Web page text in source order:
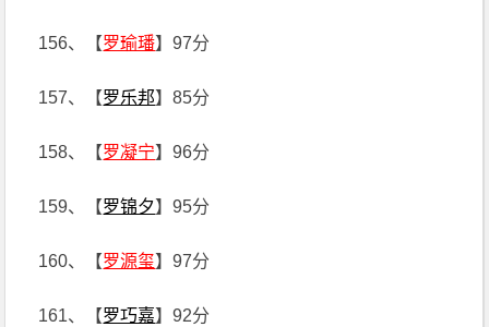
156、【罗瑜璠】97分
157、【罗乐邦】85分
158、【罗凝宁】96分
159、【罗锦夕】95分
160、【罗源玺】97分
161、【罗巧嘉】92分